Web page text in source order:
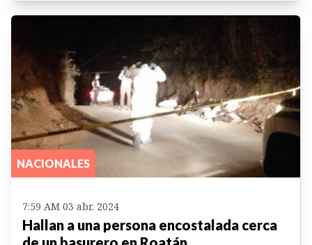
NACIONALES
7:59 AM 03 abr. 2024
Hallan a una persona encostalada cerca